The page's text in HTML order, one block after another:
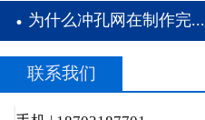
· 为什么冲孔网在制作完...
联系我们